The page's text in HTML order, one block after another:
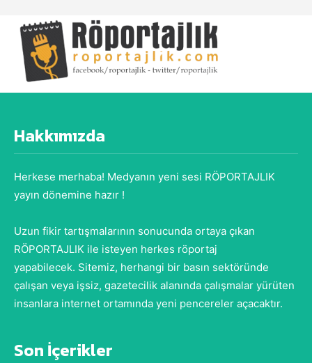
Hakkımızda
Herkese merhaba! Medyanın yeni sesi RÖPORTAJLIK
yayın dönemine hazır !
Uzun fikir tartışmalarının sonucunda ortaya çıkan
RÖPORTAJLIK ile isteyen herkes röportaj
yapabilecek. Sitemiz, herhangi bir basın sektöründe
çalışan veya işsiz, gazetecilik alanında çalışmalar yürüten
insanlara internet ortamında yeni pencereler açacaktır.
Son İçerikler